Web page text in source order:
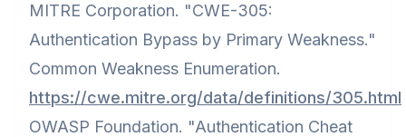
MITRE Corporation. "CWE-305:
Authentication Bypass by Primary Weakness."
Common Weakness Enumeration.
https://cwe.mitre.org/data/definitions/305.html
OWASP Foundation. "Authentication Cheat